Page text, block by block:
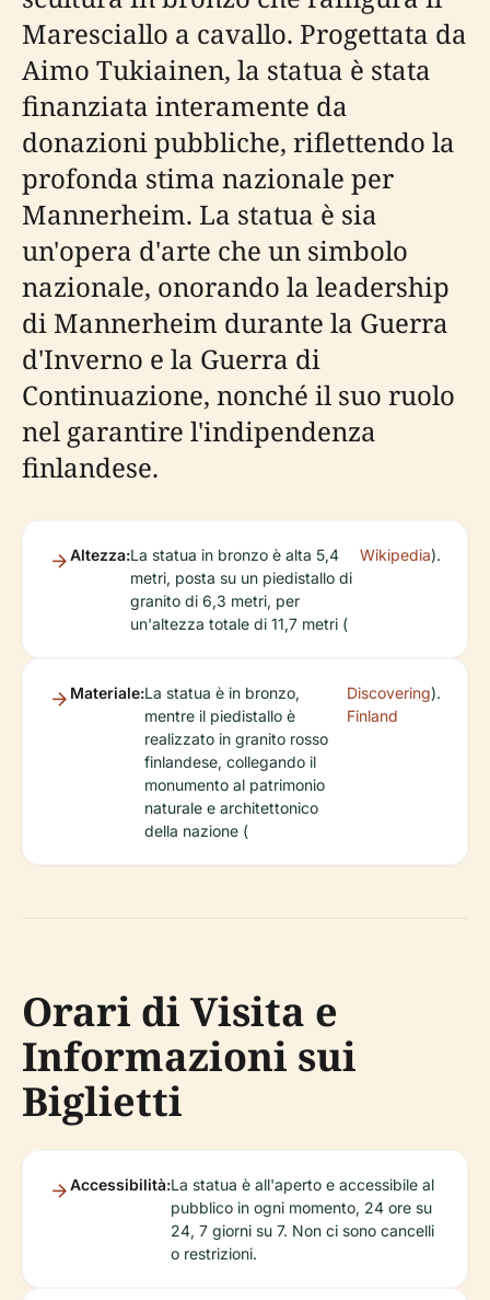
Maresciallo a cavallo. Progettata da
Aimo Tukiainen, la statua è stata
finanziata interamente da
donazioni pubbliche, riflettendo la
profonda stima nazionale per
Mannerheim. La statua è sia
un'opera d'arte che un simbolo
nazionale, onorando la leadership
di Mannerheim durante la Guerra
d'Inverno e la Guerra di
Continuazione, nonché il suo ruolo
nel garantire l'indipendenza
finlandese.
Altezza:La statua in bronzo è alta 5,4
metri, posta su un piedistallo di
granito di 6,3 metri, per
un'altezza totale di 11,7 metri (
Wikipedia).
Materiale:La statua è in bronzo,
mentre il piedistallo è
realizzato in granito rosso
finlandese, collegando il
monumento al patrimonio
naturale e architettonico
della nazione (
Discovering
Finland
).
Orari di Visita e
Informazioni sui
Biglietti
Accessibilità:La statua è all'aperto e accessibile al
pubblico in ogni momento, 24 ore su
24, 7 giorni su 7. Non ci sono cancelli
o restrizioni.